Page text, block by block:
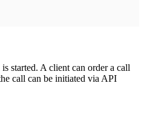
started. A client can order a call
call can be initiated via API